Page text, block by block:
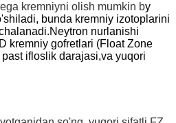
kremniyni olish mumkin by
bunda kremniy izotoplarini
nurlanishi
kremniy gofretlari (Float Zone
ifloslik darajasi,va yuqori